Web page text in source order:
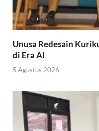
Unusa Redesain
di Era AI
5 Agustus 2026